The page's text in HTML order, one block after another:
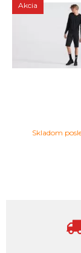
Akcia
Skladom